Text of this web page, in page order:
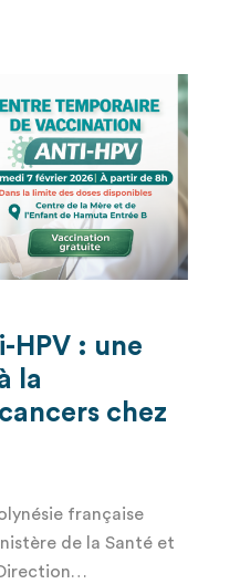
HPV : une
la
chez
française
de la Santé et